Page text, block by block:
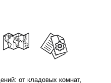
от кладовых комнат,